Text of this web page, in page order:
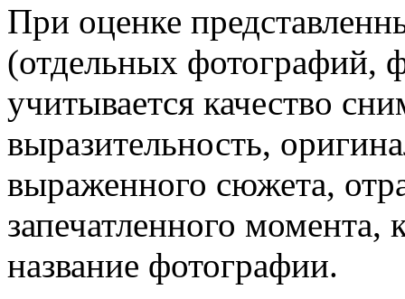
При оценке
(отдельных фотографий,
учитывается качество
выразительность,
выраженного сюжета,
запечатленного момента,
название фотографии.